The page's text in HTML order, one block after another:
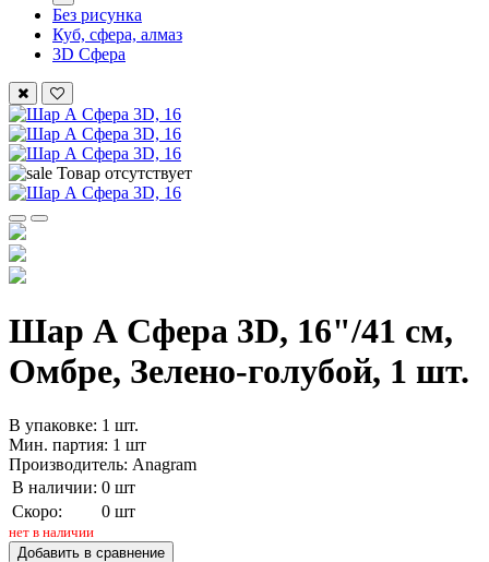
Без рисунка
Куб, сфера, алмаз
3D Сфера
Товар отсутствует
Шар А Сфера 3D, 16"/41 см,
Омбре, Зелено-голубой, 1 шт.
В упаковке: 1 шт.
Мин. партия: 1 шт
Производитель: Anagram
В наличии: 0 шт
Скоро:
0 шт
нет в наличии
Добавить в сравнение